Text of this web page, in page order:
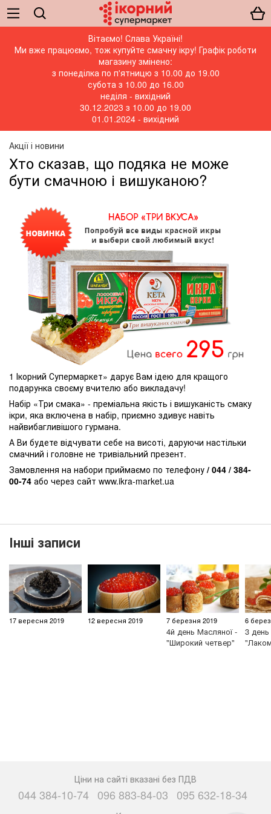
Вітаємо! Слава Україні!
Ми вже працюємо, тож купуйте смачну ікру! Графік роботи
магазину змінено:
з понеділка по п'ятницю з 10.00 до 19.00
субота з 10.00 до 16.00
неділя - вихідний
30.12.2023 з 10.00 до 19.00
01.01.2024 - вихідний
Акції і новини
Хто сказав, що подяка не може
бути смачною і вишуканою?
1 Ікорний Супермаркет» дарує Вам ідею для кращого
подарунка своєму вчителю або викладачу!
Набір «Три смака» - преміальна якість і вишуканість смаку
ікри, яка включена в набір, приємно здивує навіть
найвибагливішого гурмана.
А Ви будете відчувати себе на висоті, даруючи настільки
смачний і головне не тривіальний презент.
Замовлення на набори приймаємо по телефону / 044 / 384-
00-74 або через сайт www.ikra-market.ua
Інші записи
17 вересня 2019 12 вересня 2019 7 березня 2019
4й день Масляної -
"Широкий четвер"
6
3
Ціни на сайті вказані без ПДВ
044 384-10-74 096 883-84-03 095 632-18-34